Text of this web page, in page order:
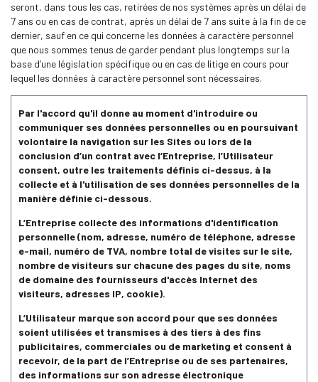
seront, dans tous les cas, retirées de nos systèmes après un délai de
7 ans ou en cas de contrat, après un délai de 7 ans suite à la fin de ce
dernier, sauf en ce qui concerne les données à caractère personnel
que nous sommes tenus de garder pendant plus longtemps sur la
base d’une législation spécifique ou en cas de litige en cours pour
lequel les données à caractère personnel sont nécessaires.
Par l'accord qu'il donne au moment d'introduire ou
communiquer ses données personnelles ou en poursuivant
volontaire la navigation sur les Sites ou lors de la
conclusion d’un contrat avec l’Entreprise, l’Utilisateur
consent, outre les traitements définis ci-dessus, à la
collecte et à l'utilisation de ses données personnelles de la
manière définie ci-dessous.
L’Entreprise collecte des informations d'identification
personnelle (nom, adresse, numéro de téléphone, adresse
e-mail, numéro de TVA, nombre total de visites sur le site,
nombre de visiteurs sur chacune des pages du site, noms
de domaine des fournisseurs d'accès Internet des
visiteurs, adresses IP, cookie).
L’Utilisateur marque son accord pour que ses données
soient utilisées et transmises à des tiers à des fins
publicitaires, commerciales ou de marketing et consent à
recevoir, de la part de l’Entreprise ou de ses partenaires,
des informations sur son adresse électronique